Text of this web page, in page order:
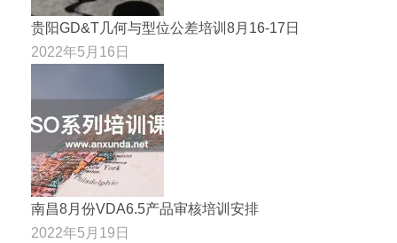
贵阳GD&T几何与型位公差培训8月16-17日
2022年5月16日
南昌8月份VDA6.5产品审核培训安排
2022年5月19日